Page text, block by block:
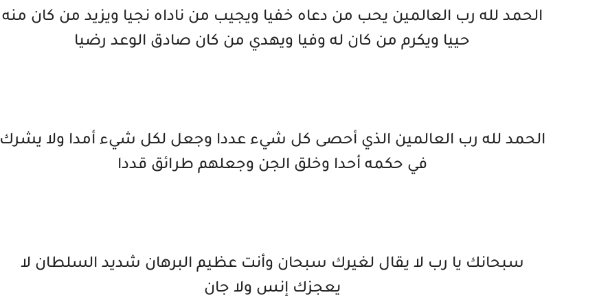
الحمد لله رب العالمين يحب من دعاه خفيا ويجيب من ناداه نجيا ويزيد من كان منه
حييا ويكرم من كان له وفيا ويهدي من كان صادق الوعد رضيا
الحمد لله رب العالمين الذي أحصى كل شيء عددا وجعل لكل شيء أمدا ولا يشرك
في حكمه أحدا وخلق الجن وجعلهم طرائق قددا
سبحانك يا رب لا يقال لغيرك سبحان وأنت عظيم البرهان شديد السلطان لا
يعجزك إنس ولا جان